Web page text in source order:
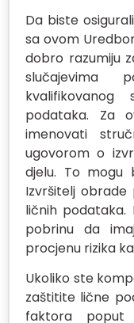
Da biste
sa ovom
dobro razumiju
slučajevima
podataka. Za
imenovati
ugovorom o
djelu. To mogu
Izvršitelj obrade
ličnih podataka.
pobrinu da
procjenu rizika
Ukoliko ste
zaštitite lične
faktora poput